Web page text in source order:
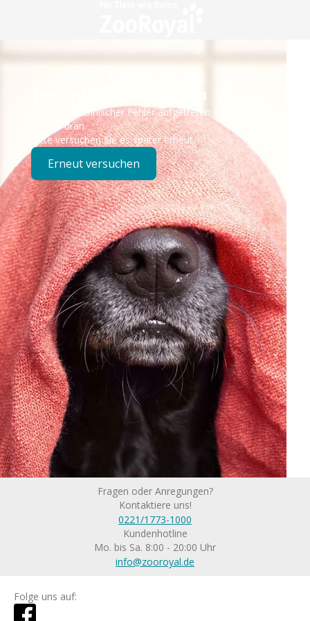
Technisches Problem
Es ist ein technischer Fehler aufgetreten – wir sind
bereits dran.
Bitte versuchen Sie es später erneut.
Erneut versuchen
Fragen oder Anregungen?
Kontaktiere uns!
0221/1773-1000
Kundenhotline
Mo. bis Sa. 8:00 - 20:00 Uhr
info@zooroyal.de
Folge uns auf: